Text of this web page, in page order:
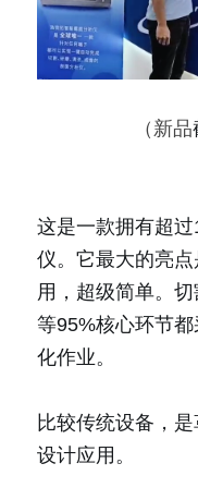
（新品
这是一款拥有超
仪。它最大的亮
用，超级简单。
等95%核心环节
化作业。
比较传统设备，
设计应用。